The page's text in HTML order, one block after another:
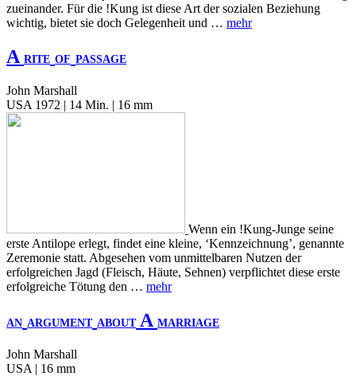
zueinander. Für die !Kung ist diese Art der sozialen Beziehung
wichtig, bietet sie doch Gelegenheit und … mehr
A RITE OF PASSAGE
John Marshall
USA 1972 | 14 Min. | 16 mm
Wenn ein !Kung-Junge seine
erste Antilope erlegt, findet eine kleine, ‘Kennzeichnung’, genannte
Zeremonie statt. Abgesehen vom unmittelbaren Nutzen der
erfolgreichen Jagd (Fleisch, Häute, Sehnen) verpflichtet diese erste
erfolgreiche Tötung den … mehr
AN ARGUMENT ABOUTA MARRIAGE
John Marshall
USA | 16 mm